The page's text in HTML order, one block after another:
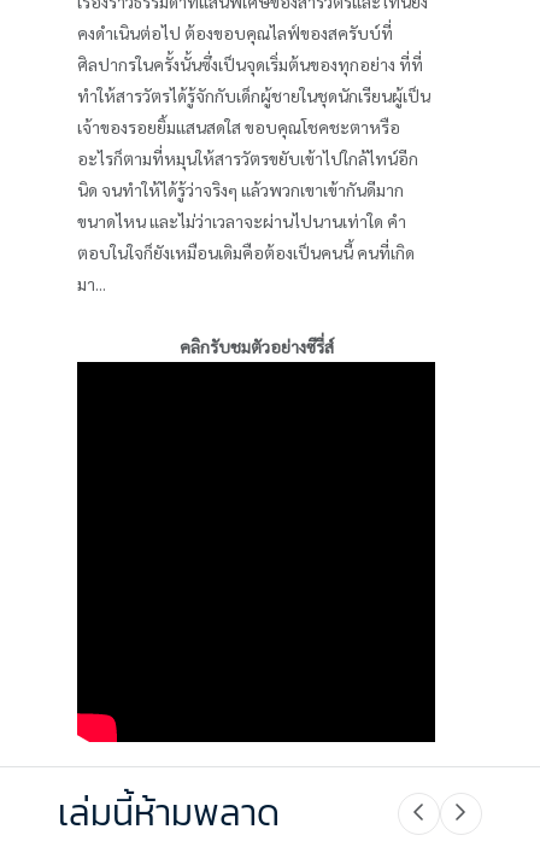
คงดำเนินต่อไป ต้องขอบคุณไลฟ์ของสครับบ์ที่
ศิลปากรในครั้งนั้นซึ่งเป็นจุดเริ่มต้นของทุกอย่าง ที่ที่
ทำให้สารวัตรได้รู้จักกับเด็กผู้ชายในชุดนักเรียนผู้เป็น
เจ้าของรอยยิ้มแสนสดใส ขอบคุณโชคชะตาหรือ
อะไรก็ตามที่หมุนให้สารวัตรขยับเข้าไปใกล้ไทน์อีก
นิด จนทำให้ได้รู้ว่าจริงๆ แล้วพวกเขาเข้ากันดีมาก
ขนาดไหน และไม่ว่าเวลาจะผ่านไปนานเท่าใด คำ
ตอบในใจก็ยังเหมือนเดิมคือต้องเป็นคนนี้ คนที่เกิด
มา...
คลิกรับชมตัวอย่างซีรี่ส์
เล่มนี้ห้ามพลาด